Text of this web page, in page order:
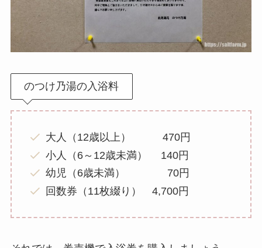
のつけ乃湯の入浴料
大人（12歳以上） 470円
小人（6～12歳未満） 140円
幼児（6歳未満） 70円
回数券（11枚綴り） 4,700円